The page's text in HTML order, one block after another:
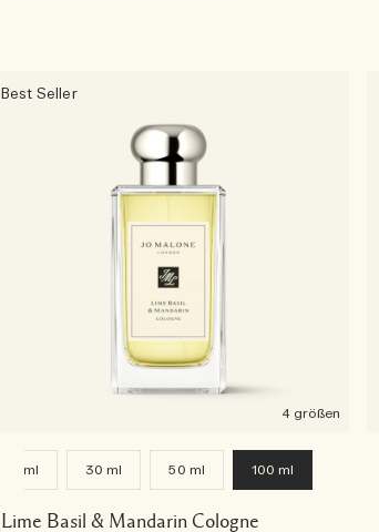
Best Seller
4 größen
9 ml 30 ml 50 ml 100 ml
Lime Basil & Mandarin Cologne